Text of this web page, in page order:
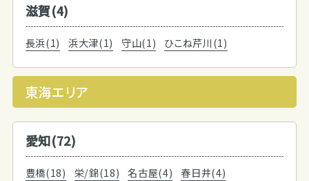
滋賀(4)
長浜(1) 浜大津(1) 守山(1) ひこね芹川(1)
東海エリア
愛知(72)
豊橋(18) 栄/錦(18) 名古屋(4)
春日井(4)